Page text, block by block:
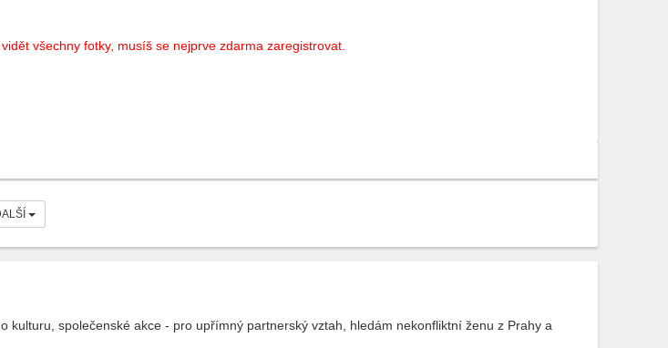
všechny fotky, musíš se nejprve zdarma zaregistrovat.
kulturu, společenské akce - pro upřímný partnerský vztah, hledám nekonfliktní ženu z Prahy a